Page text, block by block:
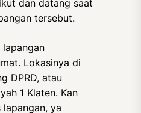
dan datang saat
tersebut.
lapangan
Lokasinya di
DPRD, atau
1 Klaten. Kan
ya